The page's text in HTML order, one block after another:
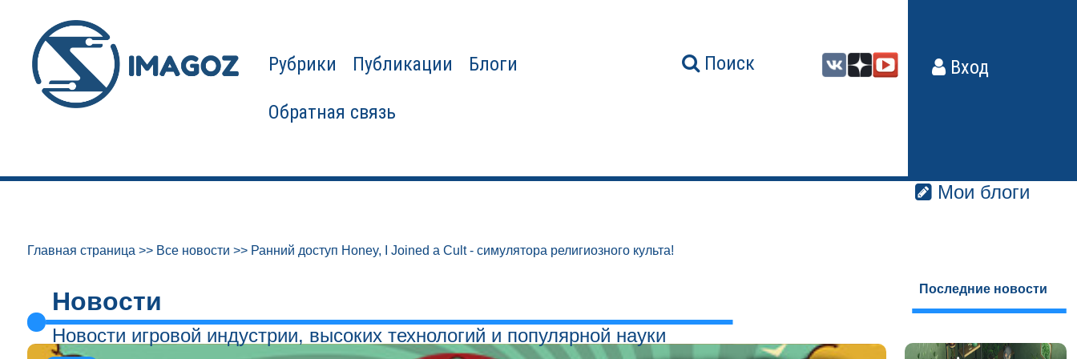
Рубрики Публикации Блоги
Обратная связь
Поиск Вход
Мои блоги
Главная страница >> Все новости >> Ранний доступ Honey, I Joined a Cult - симулятора религиозного культа!
Новости
Новости игровой индустрии, высоких технологий и популярной науки
Последние новости